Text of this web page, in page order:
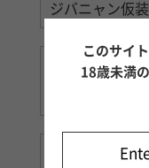
ジバニャン仮
匿名希望さん
さん
このサイ
18歳未満